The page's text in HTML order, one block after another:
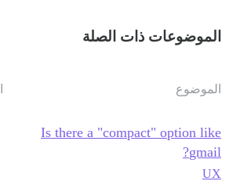
الموضوعات ذات الصلة
الموضوع
Is there a "compact" option like
gmail?
UX